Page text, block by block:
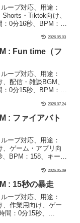
ープ対応、用途：
・Tiktok向け、
0分16秒、BPM：
ースカットピアノ｜
末年始やフェスで賑
メージしました！リ
のおしゃれなコード
2026.05.03
: Fun time（フ
ープ対応、用途：
配信・雑談BGM、
0分15秒、BPM：
ースカットピアノ、
BGM第24弾！リリー
しいシーンや日常に
上げました！導入シ
におすすめです！
2026.07.24
: ファイアバト
ープ対応、用途：
ゲーム・アプリ向
、BPM：158、キー：
カットピアノ｜30秒
いリリースカット
た！ゲーム実況など
す！
2026.05.09
: 15秒の暴走
ープ対応、用途：
作業用向け、ゲー
間：0分15秒、